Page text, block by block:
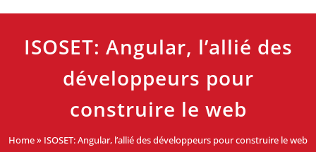
ISOSET: Angular, l’allié des
développeurs pour
construire le web
Home» ISOSET: Angular, l’allié des développeurs pour construire le web